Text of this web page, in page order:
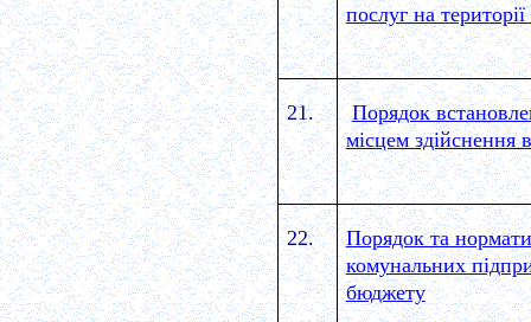
послуг на
21.
Порядок
місцем здійснення
22.
Порядок та
комунальних
бюджету